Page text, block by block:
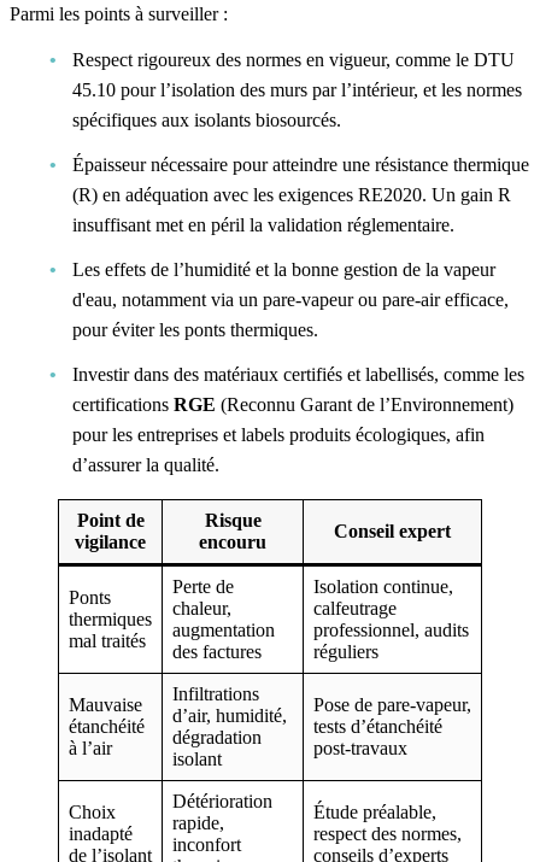
Parmi les points à surveiller :
Respect rigoureux des normes en vigueur, comme le DTU
45.10 pour l’isolation des murs par l’intérieur, et les normes
spécifiques aux isolants biosourcés.
Épaisseur nécessaire pour atteindre une résistance thermique
(R) en adéquation avec les exigences RE2020. Un gain R
insuffisant met en péril la validation réglementaire.
Les effets de l’humidité et la bonne gestion de la vapeur
d'eau, notamment via un pare-vapeur ou pare-air efficace,
pour éviter les ponts thermiques.
Investir dans des matériaux certifiés et labellisés, comme les
certifications RGE (Reconnu Garant de l’Environnement)
pour les entreprises et labels produits écologiques, afin
d’assurer la qualité.
Point de
vigilance
Risque
encouru
Conseil expert
Ponts
thermiques
mal traités
Perte de
chaleur,
augmentation
des factures
Isolation continue,
calfeutrage
professionnel, audits
réguliers
Mauvaise
étanchéité
à l’air
Infiltrations
d’air, humidité,
dégradation
isolant
Pose de pare-vapeur,
tests d’étanchéité
post-travaux
Choix
inadapté
de l’isolant
Détérioration
rapide,
inconfort
Étude préalable,
respect des normes,
conseils d’experts